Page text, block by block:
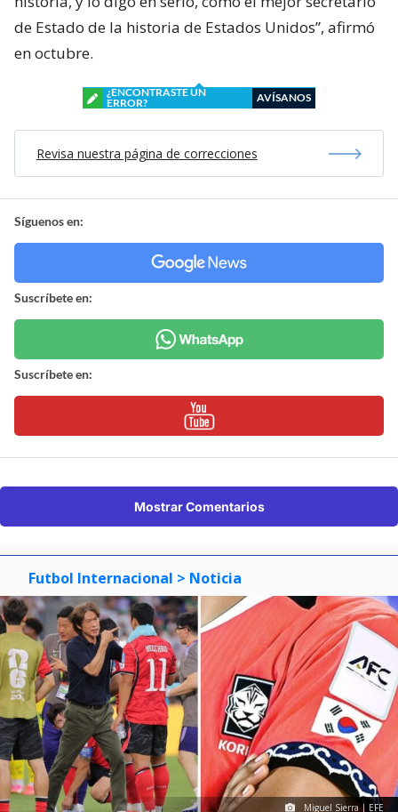
de Estado de la historia de Estados Unidos”, afirmó
en octubre.
¿ENCONTRASTE UN
ERROR?
AVÍSANOS
Revisa nuestra página de correcciones
Síguenos en:
Suscríbete en:
Suscríbete en:
Mostrar Comentarios
Futbol Internacional > Noticia
Miguel Sierra | EFE